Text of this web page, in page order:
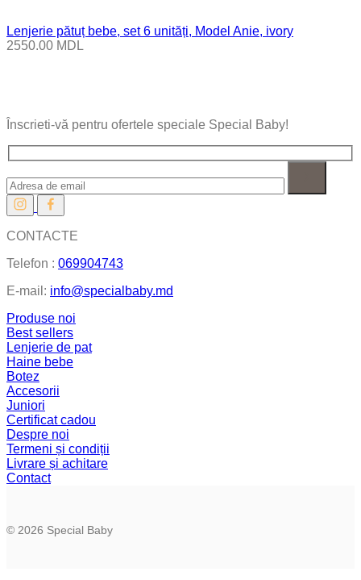
Lenjerie pătuț bebe, set 6 unități, Model Anie, ivory
2550.00 MDL
Înscrieti-vă pentru ofertele speciale Special Baby!
CONTACTE
Telefon : 069904743
E-mail: info@specialbaby.md
Produse noi
Best sellers
Lenjerie de pat
Haine bebe
Botez
Accesorii
Juniori
Certificat cadou
Despre noi
Termeni și condiții
Livrare și achitare
Contact
© 2026 Special Baby